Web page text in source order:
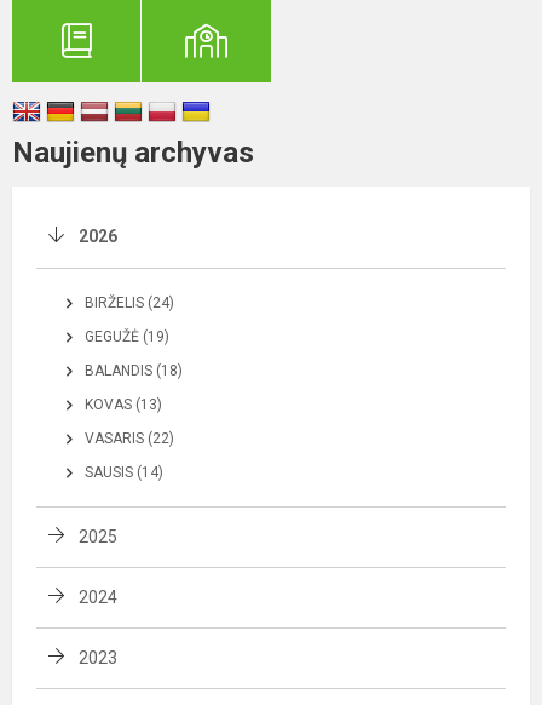
Naujienų archyvas
2026
BIRŽELIS (24)
GEGUŽĖ (19)
BALANDIS (18)
KOVAS (13)
VASARIS (22)
SAUSIS (14)
2025
2024
2023